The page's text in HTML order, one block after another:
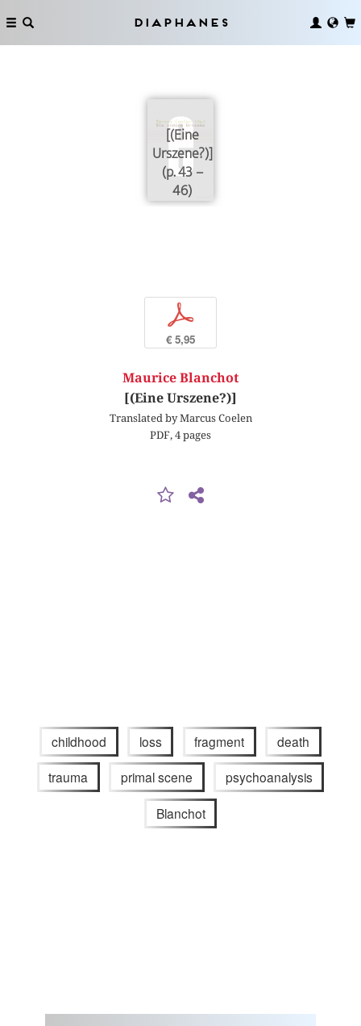
Diaphanes
[(Eine
Urszene?)]
(p. 43 –
46)
p
€ 5,95
Maurice Blanchot
[(Eine Urszene?)]
Translated by Marcus Coelen
PDF, 4 pages
childhood loss fragment death
trauma primal scene psychoanalysis
Blanchot